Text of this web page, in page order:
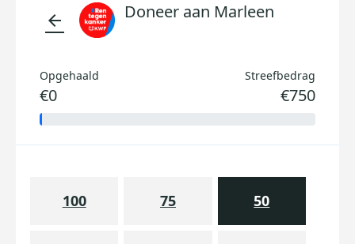
arrow_back Doneer aan Marleen
Opgehaald
€0
Streefbedrag
€750
100 75 50